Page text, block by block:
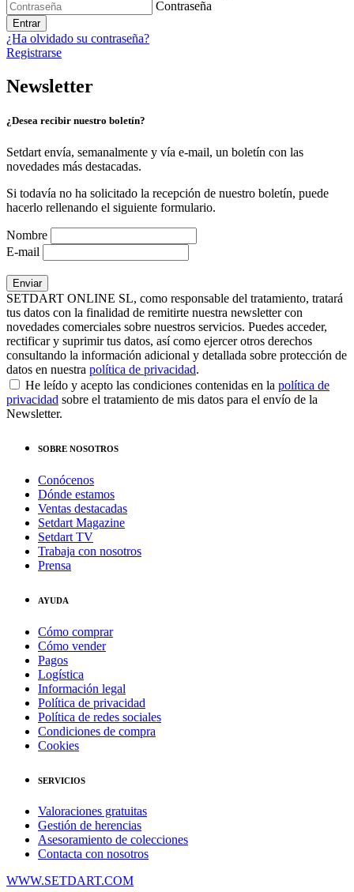
Contraseña
Entrar
¿Ha olvidado su contraseña?
Registrarse
Newsletter
¿Desea recibir nuestro boletín?
Setdart envía, semanalmente y vía e-mail, un boletín con las
novedades más destacadas.
Si todavía no ha solicitado la recepción de nuestro boletín, puede
hacerlo rellenando el siguiente formulario.
Nombre
E-mail
SETDART ONLINE SL, como responsable del tratamiento, tratará
tus datos con la finalidad de remitirte nuestra newsletter con
novedades comerciales sobre nuestros servicios. Puedes acceder,
rectificar y suprimir tus datos, así como ejercer otros derechos
consultando la información adicional y detallada sobre protección de
datos en nuestra política de privacidad.
He leído y acepto las condiciones contenidas en la política de
privacidad sobre el tratamiento de mis datos para el envío de la
Newsletter.
SOBRE NOSOTROS
Conócenos
Dónde estamos
Ventas destacadas
Setdart Magazine
Setdart TV
Trabaja con nosotros
Prensa
AYUDA
Cómo comprar
Cómo vender
Pagos
Logística
Información legal
Política de privacidad
Política de redes sociales
Condiciones de compra
Cookies
SERVICIOS
Valoraciones gratuitas
Gestión de herencias
Asesoramiento de colecciones
Contacta con nosotros
WWW.SETDART.COM